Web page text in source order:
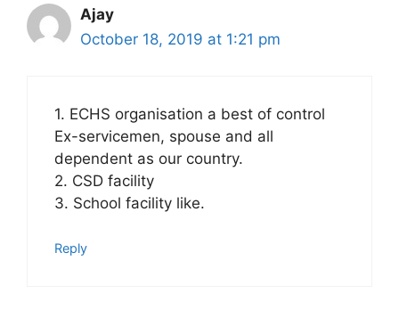
Ajay
October 18, 2019 at 1:21 pm
1. ECHS organisation a best of control
Ex-servicemen, spouse and all
dependent as our country.
2. CSD facility
3. School facility like.
Reply